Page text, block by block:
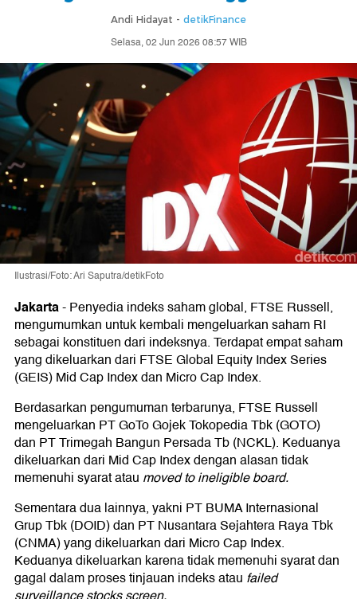
Andi Hidayat - detikFinance
Selasa, 02 Jun 2026 08:57 WIB
Ilustrasi/Foto: Ari Saputra/detikFoto
Jakarta-Penyedia indeks saham global, FTSE Russell,
mengumumkan untuk kembali mengeluarkan saham RI
sebagai konstituen dari indeksnya. Terdapat empat saham
yang dikeluarkan dari FTSE Global Equity Index Series
(GEIS) Mid Cap Index dan Micro Cap Index.
Berdasarkan pengumuman terbarunya, FTSE Russell
mengeluarkan PT GoTo Gojek Tokopedia Tbk (GOTO)
dan PT Trimegah Bangun Persada Tb (NCKL). Keduanya
dikeluarkan dari Mid Cap Index dengan alasan tidak
memenuhi syarat atau moved to ineligible board.
Sementara dua lainnya, yakni PT BUMA Internasional
Grup Tbk (DOID) dan PT Nusantara Sejahtera Raya Tbk
(CNMA) yang dikeluarkan dari Micro Cap Index.
Keduanya dikeluarkan karena tidak memenuhi syarat dan
gagal dalam proses tinjauan indeks atau failed